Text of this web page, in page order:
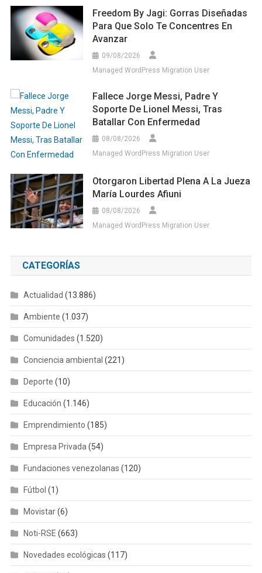
Freedom By Jagi: Gorras Diseñadas
Para Que Solo Te Concentres En
Avanzar
09/08/2026
Managed WordPress Migration User
Fallece Jorge Messi, Padre Y
Soporte De Lionel Messi, Tras
Batallar Con Enfermedad
08/08/2026
Managed WordPress Migration User
Otorgaron Libertad Plena A La Jueza
María Lourdes Afiuni
08/08/2026
Managed WordPress Migration User
CATEGORÍAS
Actualidad (13.886)
Ambiente (1.037)
Comunidades (1.520)
Conciencia ambiental (221)
Deporte (10)
Educación (1.146)
Emprendimiento (185)
Empresa Privada (54)
Fundaciones venezolanas (120)
Fútbol (1)
Movistar(6)
Noti-RSE (663)
Novedades ecológicas (117)